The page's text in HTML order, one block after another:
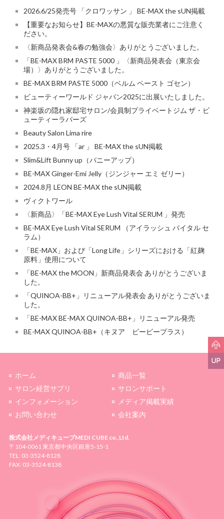
2026.6/25発売号 「クロワッサン 」 BE-MAX the sUN掲載
【重要なお知らせ】BE-MAXの悪質な販売業者にご注意く
ださい。
〈新商品発表会&春の勉強会〉ありがとうございました。
「BE-MAX BRM PASTE 5000 」〈新商品発表会（東京会
場）〉ありがとうございました。
BE-MAX BRM PASTE 5000（ベルム ペースト ゴセン）
ビューティーワールド ジャパン2025に出展いたしました。
神楽坂の隠れ家邸宅サロン/会員制プライベートジム ザ・ビ
ューティーラバーズ
Beauty Salon Lima rire
2025.3・4月号 「ar 」 BE-MAX the sUN掲載
Slim&Lift Bunny up（バニーアップ）
BE-MAX Ginger-Emi Jelly（ジンジャー エミ ゼリー）
2024.8月 LEON BE-MAX the sUN掲載
ヴィクトワール
〈新商品〉「BE-MAX Eye Lush Vital SERUM 」発売
BE-MAX Eye Lush Vital SERUM （アイラッシュ バイタル セ
ラム）
「BE-MAX」および「Long Life」シリーズにおける「紅麹
原料」使用について
「BE-MAX the MOON」新商品発表会 ありがとうございま
した。
「QUINOA-BB+」リニューアル発表会 ありがとうございま
した。
「BE-MAX BE-MAX QUINOA-BB+」リニューアル発売
BE-MAX QUINOA-BB+（キヌア ビービープラス）
ホーム
商品一覧
サロン経営サプリ
サロンサポート
インフォメーション
メディア掲載実績
お問い合わせ
会社案内
株式会社メディキューブMEDI CUBE co.,Ltd.
〒104-0061 東京都中央区銀座5-15-1
TEL: 03-3524-8128
FAX: 03-3524-8138